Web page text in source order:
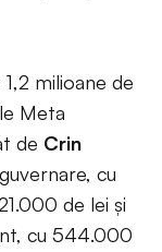
milioane de
Meta
de Crin
cu
de lei și
cu 544.000